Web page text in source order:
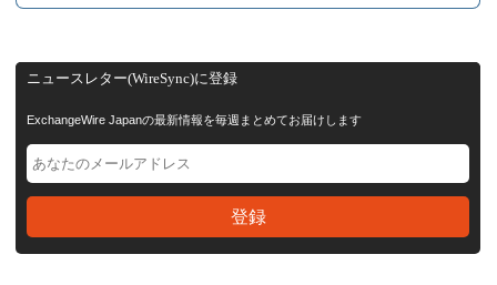
ニュースレター(WireSync)に登録
ExchangeWire Japanの最新情報を毎週まとめてお届けします